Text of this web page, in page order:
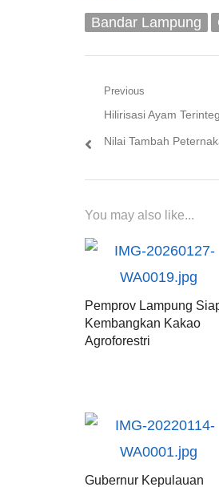
Bandar Lampung
Navigasi
pos
Previous
Previous
post:
Hilirisasi Ayam
Nilai Tambah
You may also like...
Pemprov Lampung
Kembangkan Kakao
Agroforestri
Gubernur Kepulauan